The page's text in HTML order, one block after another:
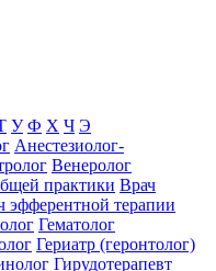
У Ф Х Ч Э
Анестезиолог-
Венеролог
практики Врач
эфферентной терапии
Гематолог
Гериатр (геронтолог)
Гирудотерапевт